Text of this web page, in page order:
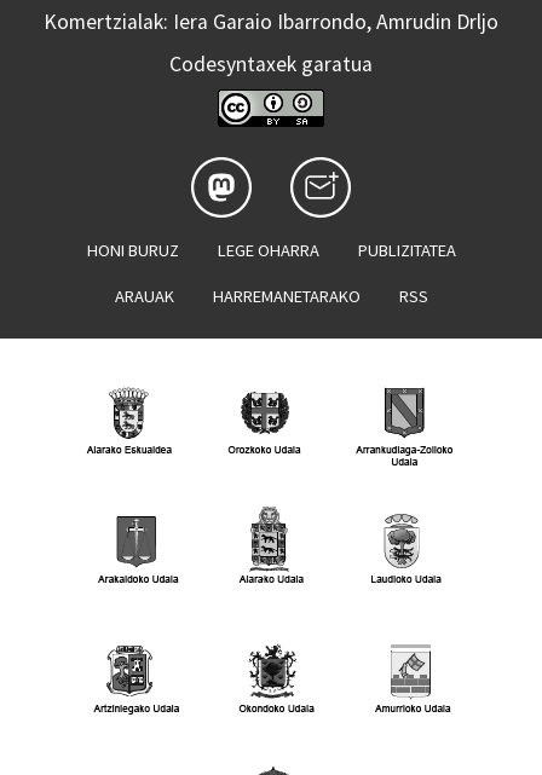
Komertzialak: Iera Garaio Ibarrondo, Amrudin Drljo
Codesyntaxek garatua
HONI BURUZ LEGE OHARRA PUBLIZITATEA
ARAUAK HARREMANETARAKO RSS